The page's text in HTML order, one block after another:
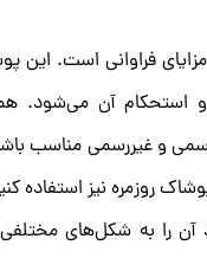
مزایای فراوانی است.
آن می‌شود.
و غیررسمی مناسب
روزمره نیز استفاده
آن را به شکل‌های